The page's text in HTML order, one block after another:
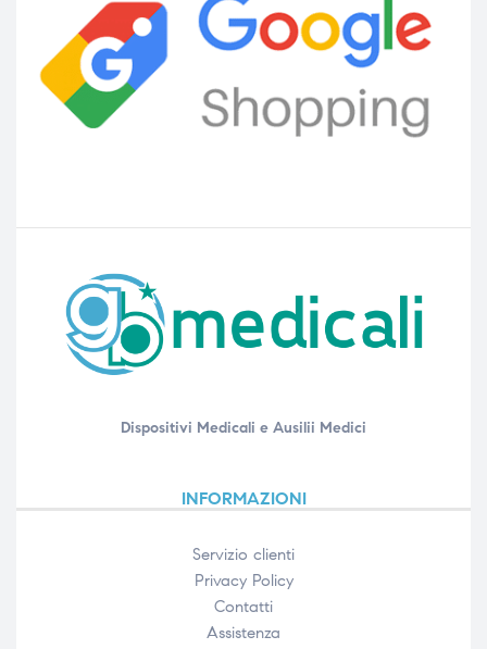
Dispositivi Medicali e Ausilii Medici
INFORMAZIONI
Servizio clienti
Privacy Policy
Contatti
Assistenza